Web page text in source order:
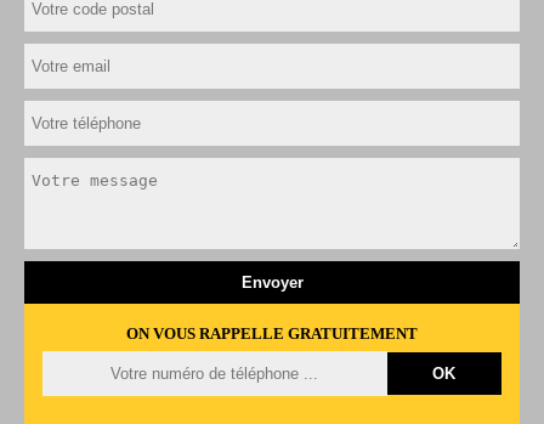
ON VOUS RAPPELLE GRATUITEMENT